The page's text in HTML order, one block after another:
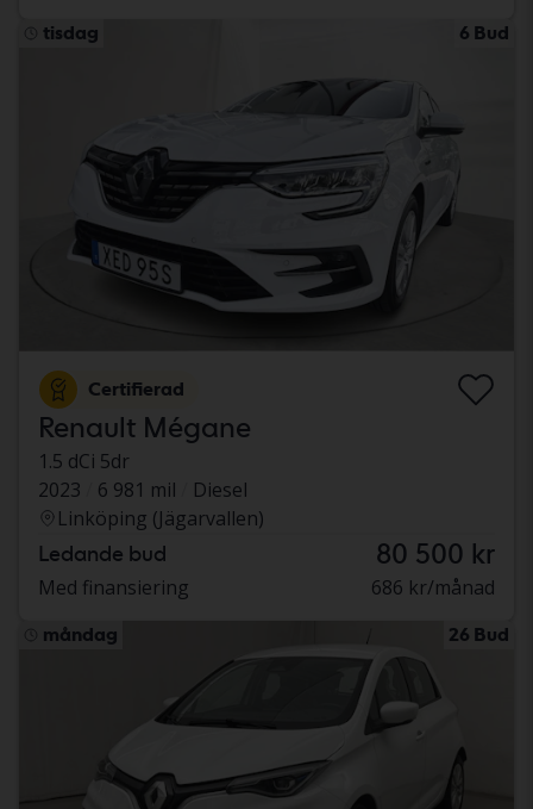
tisdag 6 Bud
Certifierad
Renault Mégane
1.5 dCi 5dr
2023
6 981 mil
Diesel
Linköping (Jägarvallen)
Ledande bud 80 500 kr
Med finansiering 686 kr/månad
måndag 26 Bud